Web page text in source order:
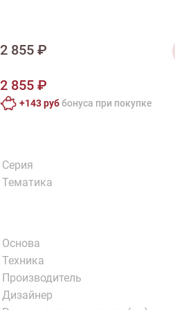
Варежки
2 855 ₽
2 855 ₽
+143 руббонусa при покупке
Серия
Тематика
Основа
Техника
Производитель
Дизайнер